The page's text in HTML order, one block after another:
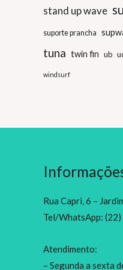
stand up wave
suporte prancha
tuna twin fin ub
windsurf
Rua Capri, 6 –
Tel/WhatsApp:
Atendimento:
– Segunda a sexta